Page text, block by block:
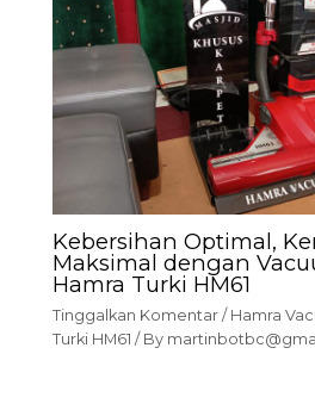
Kebersihan Optimal,
Maksimal dengan
Hamra Turki HM61
Tinggalkan Komentar / Hamra
Turki HM61 / By